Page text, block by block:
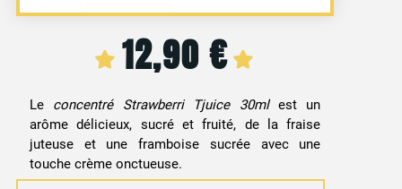
12,90€
Le concentré Strawberri Tjuice 30mlest un
arôme délicieux, sucré et fruité, de la fraise
juteuse et une framboise sucrée avec une
touche crème onctueuse.